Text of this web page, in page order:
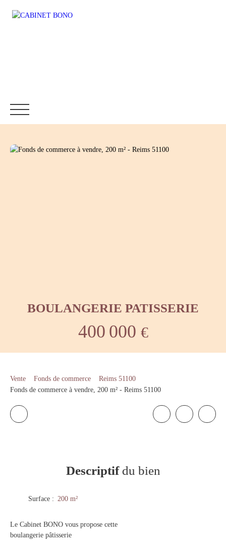
BOULANGERIE PATISSERIE
400 000 €
Vente Fonds de commerce
Reims 51100
Fonds de commerce à vendre, 200 m² - Reims 51100
Descriptifdu bien
Surface : 200 m²
Le Cabinet BONO vous propose cette
boulangerie pâtisserie